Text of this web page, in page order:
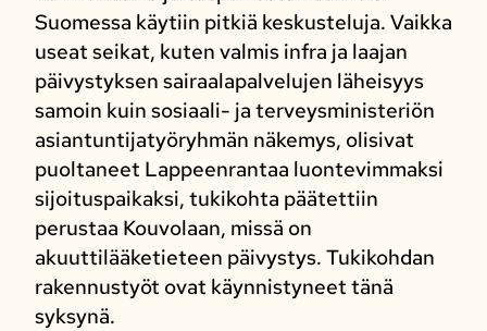
Suomessa käytiin pitkiä keskusteluja. Vaikka
useat seikat, kuten valmis infra ja laajan
päivystyksen sairaalapalvelujen läheisyys
samoin kuin sosiaali- ja terveysministeriön
asiantuntijatyöryhmän näkemys, olisivat
puoltaneet Lappeenrantaa luontevimmaksi
sijoituspaikaksi, tukikohta päätettiin
perustaa Kouvolaan, missä on
akuuttilääketieteen päivystys. Tukikohdan
rakennustyöt ovat käynnistyneet tänä
syksynä.